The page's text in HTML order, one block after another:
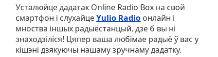
Skip
Backward
Skip
Forward
Mute
Current
Усталюйце дадатак Online Radio Box на свой
смартфон і слухайцеYulio Radio онлайн і
мноства іншых радыёстанцый, дзе б вы ні
знаходзіліся! Цяпер ваша любімае радыё ў вас у
кішэні дзякуючы нашаму зручнаму дадатку.